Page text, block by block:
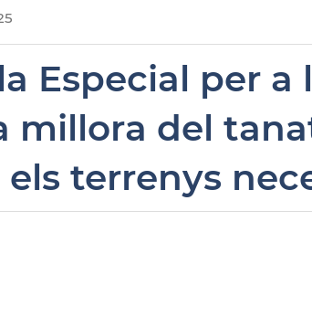
Especial per
millora del
terrenys